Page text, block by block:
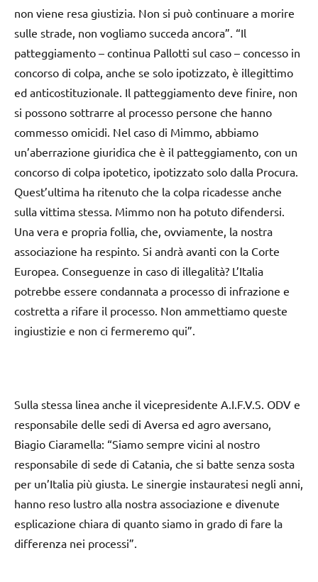
non viene resa giustizia. Non si può continuare a morire
sulle strade, non vogliamo succeda ancora”. “Il
patteggiamento – continua Pallotti sul caso – concesso in
concorso di colpa, anche se solo ipotizzato, è illegittimo
ed anticostituzionale. Il patteggiamento deve finire, non
si possono sottrarre al processo persone che hanno
commesso omicidi. Nel caso di Mimmo, abbiamo
un’aberrazione giuridica che è il patteggiamento, con un
concorso di colpa ipotetico, ipotizzato solo dalla Procura.
Quest’ultima ha ritenuto che la colpa ricadesse anche
sulla vittima stessa. Mimmo non ha potuto difendersi.
Una vera e propria follia, che, ovviamente, la nostra
associazione ha respinto. Si andrà avanti con la Corte
Europea. Conseguenze in caso di illegalità? L’Italia
potrebbe essere condannata a processo di infrazione e
costretta a rifare il processo. Non ammettiamo queste
ingiustizie e non ci fermeremo qui”.
Sulla stessa linea anche il vicepresidente A.I.F.V.S. ODV e
responsabile delle sedi di Aversa ed agro aversano,
Biagio Ciaramella: “Siamo sempre vicini al nostro
responsabile di sede di Catania, che si batte senza sosta
per un’Italia più giusta. Le sinergie instauratesi negli anni,
hanno reso lustro alla nostra associazione e divenute
esplicazione chiara di quanto siamo in grado di fare la
differenza nei processi”.